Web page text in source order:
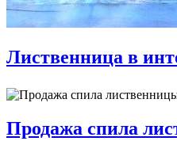
Лиственница в
Продажа спила